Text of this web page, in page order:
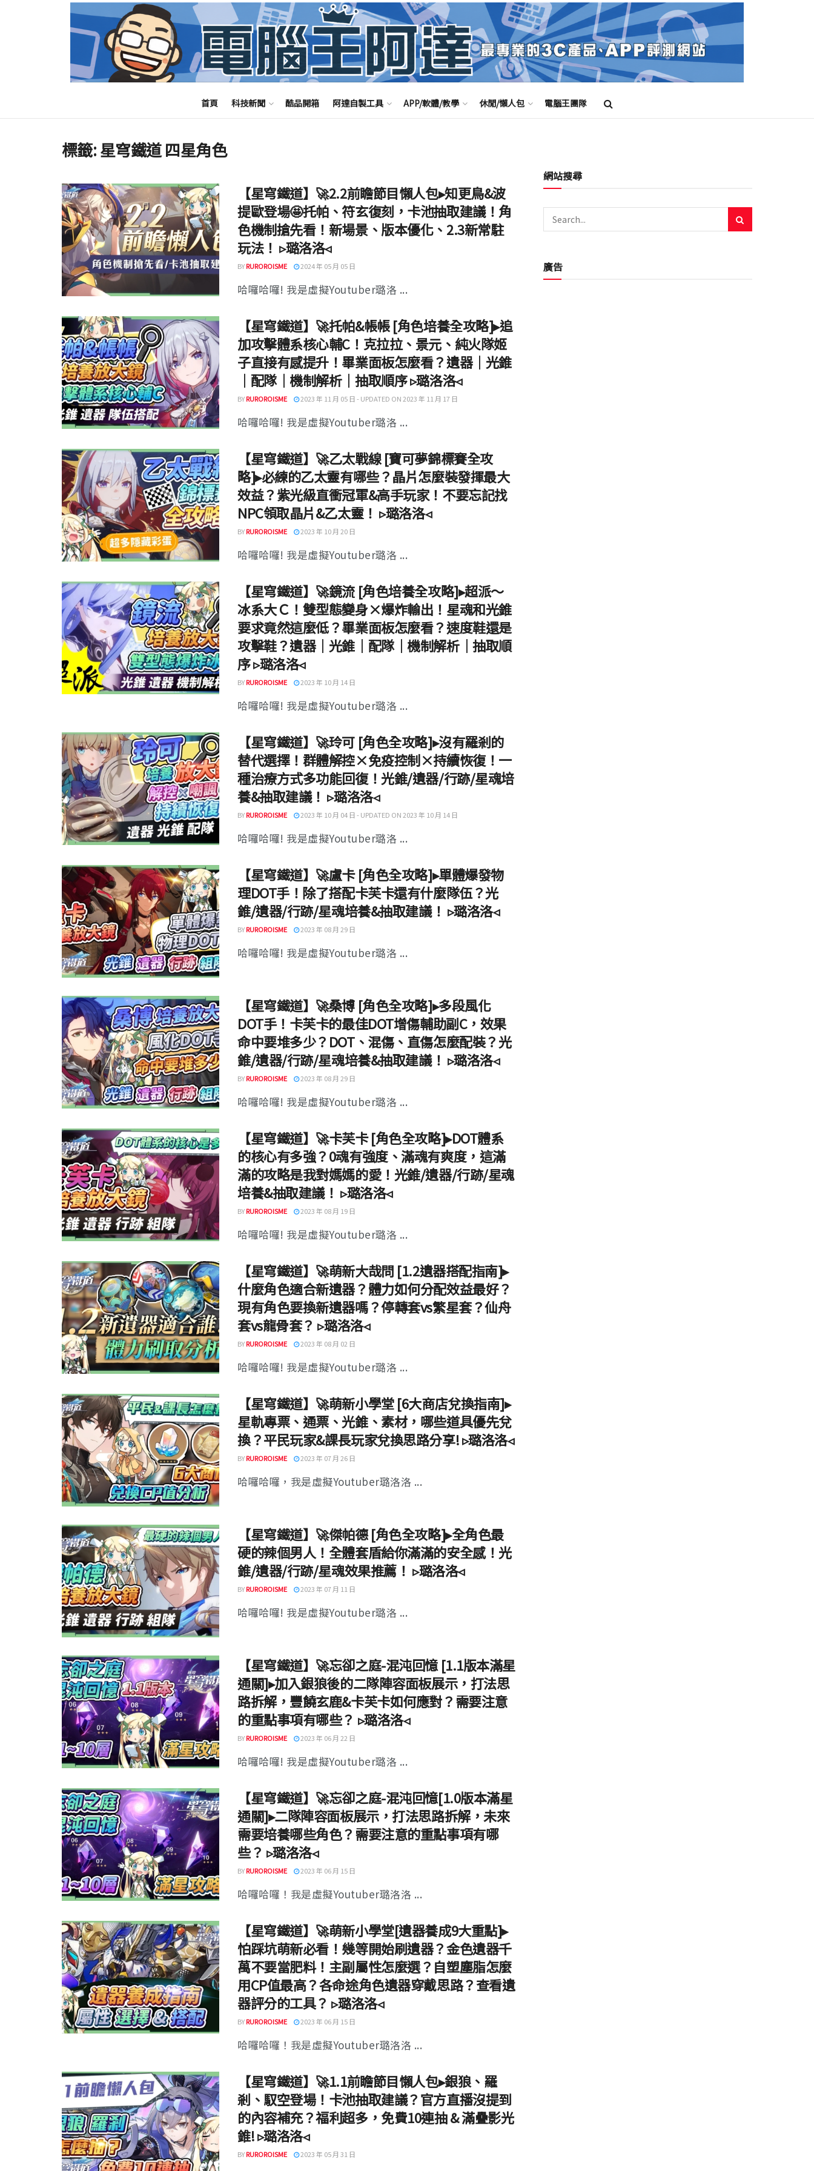
首頁 科技新聞 酷品開箱 阿達自製工具 APP/軟體/教學 休閒/懶人包 電腦王團隊
標籤:星穹鐵道 四星角色
【星穹鐵道】🚀2.2前瞻節目懶人包▸知更鳥&波
提歐登場🤩托帕、符玄復刻，卡池抽取建議！角
色機制搶先看！新場景、版本優化、2.3新常駐
玩法！ ▹璐洛洛◃
BYRUROROISME 2024 年 05 月 05 日
哈囉哈囉! 我是虛擬Youtuber璐洛 ...
【星穹鐵道】🚀托帕&帳帳 [角色培養全攻略]▸追
加攻擊體系核心輔C！克拉拉、景元、純火隊姬
子直接有感提升！畢業面板怎麼看？遺器｜光錐
｜配隊｜機制解析｜抽取順序 ▹璐洛洛◃
BYRUROROISME 2023 年 11 月 05 日 - UPDATED ON 2023 年 11 月 17 日
哈囉哈囉! 我是虛擬Youtuber璐洛 ...
【星穹鐵道】🚀乙太戰線 [寶可夢錦標賽全攻
略]▸必練的乙太靈有哪些？晶片怎麼裝發揮最大
效益？紫光級直衝冠軍&高手玩家！不要忘記找
NPC領取晶片&乙太靈！ ▹璐洛洛◃
BYRUROROISME 2023 年 10 月 20 日
哈囉哈囉! 我是虛擬Youtuber璐洛 ...
【星穹鐵道】🚀鏡流 [角色培養全攻略]▸超派～
冰系大Ｃ！雙型態變身×爆炸輸出！星魂和光錐
要求竟然這麼低？畢業面板怎麼看？速度鞋還是
攻擊鞋？遺器｜光錐｜配隊｜機制解析｜抽取順
序 ▹璐洛洛◃
BYRUROROISME 2023 年 10 月 14 日
哈囉哈囉! 我是虛擬Youtuber璐洛 ...
【星穹鐵道】🚀玲可 [角色全攻略]▸沒有羅剎的
替代選擇！群體解控×免疫控制×持續恢復！一
種治療方式多功能回復！光錐/遺器/行跡/星魂培
養&抽取建議！ ▹璐洛洛◃
BYRUROROISME 2023 年 10 月 04 日 - UPDATED ON 2023 年 10 月 14 日
哈囉哈囉! 我是虛擬Youtuber璐洛 ...
【星穹鐵道】🚀盧卡 [角色全攻略]▸單體爆發物
理DOT手！除了搭配卡芙卡還有什麼隊伍？光
錐/遺器/行跡/星魂培養&抽取建議！ ▹璐洛洛◃
BYRUROROISME 2023 年 08 月 29 日
哈囉哈囉! 我是虛擬Youtuber璐洛 ...
【星穹鐵道】🚀桑博 [角色全攻略]▸多段風化
DOT手！卡芙卡的最佳DOT增傷輔助副C，效果
命中要堆多少？DOT、混傷、直傷怎麼配裝？光
錐/遺器/行跡/星魂培養&抽取建議！ ▹璐洛洛◃
BYRUROROISME 2023 年 08 月 29 日
哈囉哈囉! 我是虛擬Youtuber璐洛 ...
【星穹鐵道】🚀卡芙卡 [角色全攻略]▸DOT體系
的核心有多強？0魂有強度、滿魂有爽度，這滿
滿的攻略是我對媽媽的愛！光錐/遺器/行跡/星魂
培養&抽取建議！ ▹璐洛洛◃
BYRUROROISME 2023 年 08 月 19 日
哈囉哈囉! 我是虛擬Youtuber璐洛 ...
【星穹鐵道】🚀萌新大哉問 [1.2遺器搭配指南]▸
什麼角色適合新遺器？體力如何分配效益最好？
現有角色要換新遺器嗎？停轉套vs繁星套？仙舟
套vs龍骨套？ ▹璐洛洛◃
BYRUROROISME 2023 年 08 月 02 日
哈囉哈囉! 我是虛擬Youtuber璐洛 ...
【星穹鐵道】🚀萌新小學堂 [6大商店兌換指南]▸
星軌專票、通票、光錐、素材，哪些道具優先兌
換？平民玩家&課長玩家兌換思路分享! ▹璐洛洛◃
BYRUROROISME 2023 年 07 月 26 日
哈囉哈囉，我是虛擬Youtuber璐洛洛 ...
【星穹鐵道】🚀傑帕德 [角色全攻略]▸全角色最
硬的辣個男人！全體套盾給你滿滿的安全感！光
錐/遺器/行跡/星魂效果推薦！ ▹璐洛洛◃
BYRUROROISME 2023 年 07 月 11 日
哈囉哈囉! 我是虛擬Youtuber璐洛 ...
【星穹鐵道】🚀忘卻之庭-混沌回憶 [1.1版本滿星
通關]▸加入銀狼後的二隊陣容面板展示，打法思
路拆解，豐饒玄鹿&卡芙卡如何應對？需要注意
的重點事項有哪些？ ▹璐洛洛◃
BYRUROROISME 2023 年 06 月 22 日
哈囉哈囉! 我是虛擬Youtuber璐洛 ...
【星穹鐵道】🚀忘卻之庭-混沌回憶[1.0版本滿星
通關]▸二隊陣容面板展示，打法思路拆解，未來
需要培養哪些角色？需要注意的重點事項有哪
些？ ▹璐洛洛◃
BYRUROROISME 2023 年 06 月 15 日
哈囉哈囉！我是虛擬Youtuber璐洛洛 ...
【星穹鐵道】🚀萌新小學堂[遺器養成9大重點]▸
怕踩坑萌新必看！幾等開始刷遺器？金色遺器千
萬不要當肥料！主副屬性怎麼選？自塑塵脂怎麼
用CP值最高？各命途角色遺器穿戴思路？查看遺
器評分的工具？ ▹璐洛洛◃
BYRUROROISME 2023 年 06 月 15 日
哈囉哈囉！我是虛擬Youtuber璐洛洛 ...
【星穹鐵道】🚀1.1前瞻節目懶人包▸銀狼、羅
剎、馭空登場！卡池抽取建議？官方直播沒提到
的內容補充？福利超多，免費10連抽 & 滿疊影光
錐! ▹璐洛洛◃
BYRUROROISME 2023 年 05 月 31 日
網站搜尋
廣告